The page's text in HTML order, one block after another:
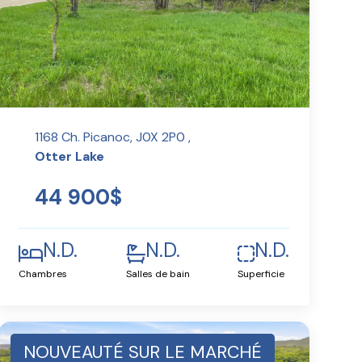
1168 Ch. Picanoc, J0X 2P0 ,
Otter Lake
44 900$
N.D.
Chambres
N.D.
Salles de bain
N.D.
Superficie
NOUVEAUTÉ SUR LE MARCHÉ